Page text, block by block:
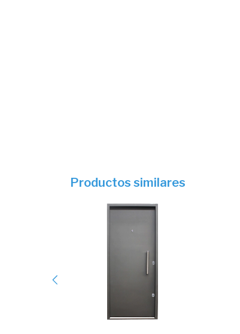
Productos similares